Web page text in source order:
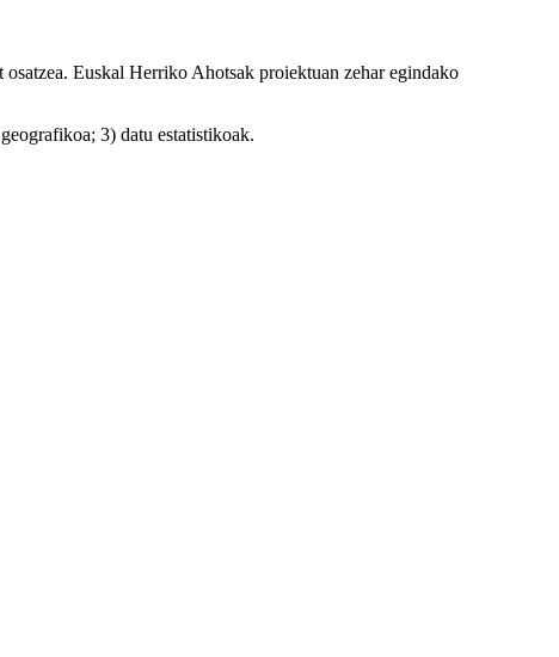
Euskal Herriko Ahotsak proiektuan zehar egindako
3) datu estatistikoak.